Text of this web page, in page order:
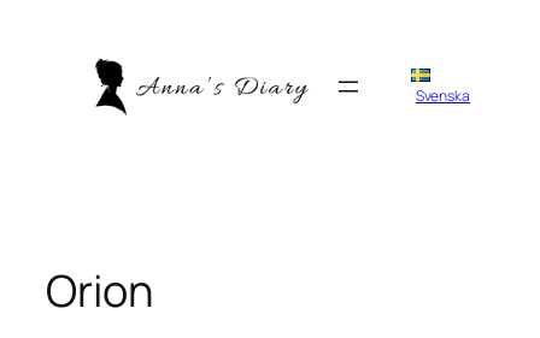
Svenska
Orion